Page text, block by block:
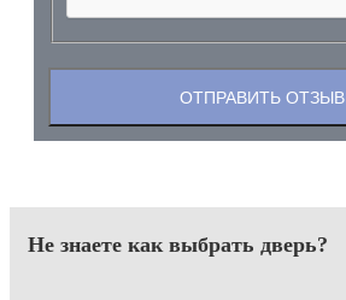
ОТПРАВИТЬ ОТЗЫВ
Не знаете как выбрать дверь?